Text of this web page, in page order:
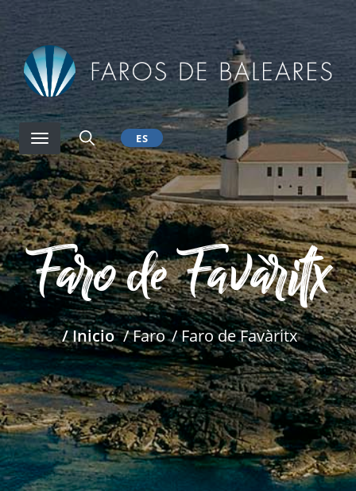
Pasar
contenido
principal
ES
Faro de Favàritx
/ Inicio / Faro / Faro de Favàritx